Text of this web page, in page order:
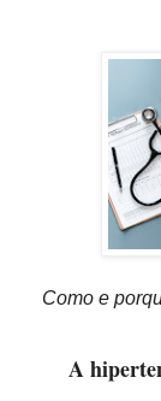
Como e
A